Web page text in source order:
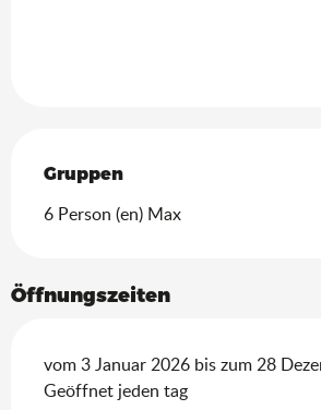
Gruppen
Gruppen
6 Person (en) Max
Öffnungszeiten
vom 3 Januar 2026 bis zum 28
Geöffnet jeden tag